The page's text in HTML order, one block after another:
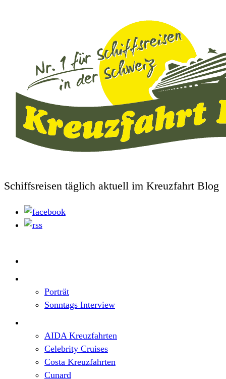
Schiffsreisen täglich aktuell im Kreuzfahrt Blog
Porträt
Sonntags Interview
AIDA Kreuzfahrten
Celebrity Cruises
Costa Kreuzfahrten
Cunard